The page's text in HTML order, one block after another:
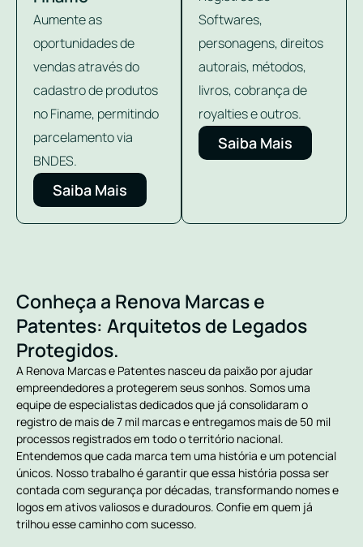
Aumente as
oportunidades de
vendas através do
cadastro de produtos
no Finame, permitindo
parcelamento via
BNDES.
Saiba Mais
Softwares,
personagens, direitos
autorais, métodos,
livros, cobrança de
royalties e outros.
Saiba Mais
Conheça a Renova Marcas e
Patentes: Arquitetos de Legados
Protegidos.
A Renova Marcas e Patentes nasceu da paixão por ajudar
empreendedores a protegerem seus sonhos. Somos uma
equipe de especialistas dedicados que já consolidaram o
registro de mais de 7 mil marcas e entregamos mais de 50 mil
processos registrados em todo o território nacional.
Entendemos que cada marca tem uma história e um potencial
únicos. Nosso trabalho é garantir que essa história possa ser
contada com segurança por décadas, transformando nomes e
logos em ativos valiosos e duradouros. Confie em quem já
trilhou esse caminho com sucesso.